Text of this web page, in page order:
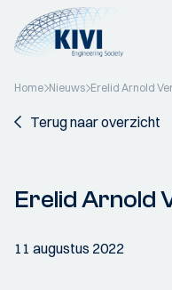
Home Nieuws Erelid Arnold
Terug naar overzicht
Erelid Arnold
11 augustus 2022